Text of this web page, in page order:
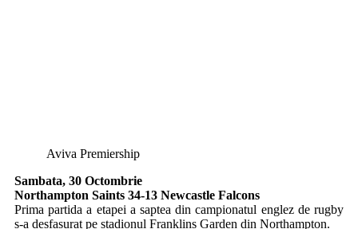
Aviva Premiership
Sambata, 30 Octombrie
Northampton Saints 34-13 Newcastle Falcons
Prima partida a etapei a saptea din campionatul englez de rugby
s-a desfasurat pe stadionul Franklins Garden din Northampton.